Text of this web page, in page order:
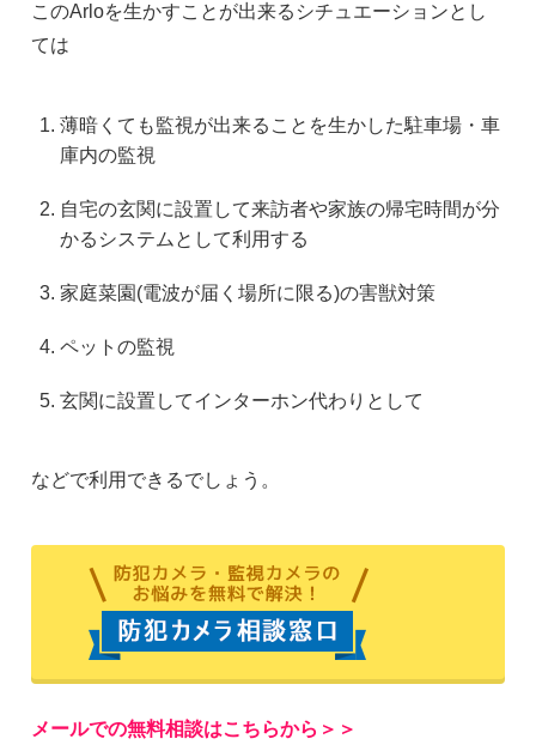
このArloを生かすことが出来るシチュエーションとし
ては
薄暗くても監視が出来ることを生かした駐車場・車
庫内の監視
自宅の玄関に設置して来訪者や家族の帰宅時間が分
かるシステムとして利用する
家庭菜園(電波が届く場所に限る)の害獣対策
ペットの監視
玄関に設置してインターホン代わりとして
などで利用できるでしょう。
メールでの無料相談はこちらから＞＞